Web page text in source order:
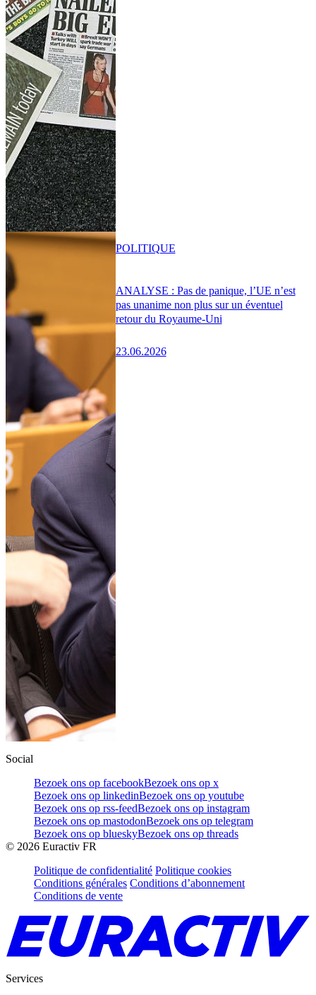
ANALYSE : Pas de panique, l’UE n’est
pas unanime non plus sur un éventuel
retour du Royaume-Uni
23.06.2026
POLITIQUE
Social
Bezoek ons op facebookBezoek ons op x
Bezoek ons op linkedinBezoek ons op youtube
Bezoek ons op rss-feedBezoek ons op instagram
Bezoek ons op mastodonBezoek ons op telegram
Bezoek ons op blueskyBezoek ons op threads
© 2026 Euractiv FR
Politique de confidentialité Politique cookies
Conditions générales Conditions d’abonnement
Conditions de vente
Services